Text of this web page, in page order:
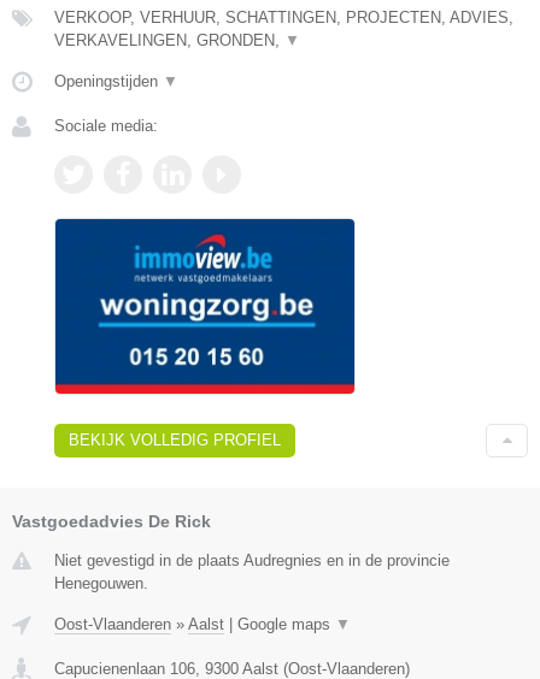
VERKOOP, VERHUUR, SCHATTINGEN, PROJECTEN, ADVIES,
VERKAVELINGEN, GRONDEN,
▼
Openingstijden ▼
Sociale media:
BEKIJK VOLLEDIG PROFIEL
Vastgoedadvies De Rick
Niet gevestigd in de plaats Audregnies en in de provincie
Henegouwen.
Oost-Vlaanderen » Aalst Google maps ▼
Capucienenlaan 106 9300 Aalst (Oost-Vlaanderen)